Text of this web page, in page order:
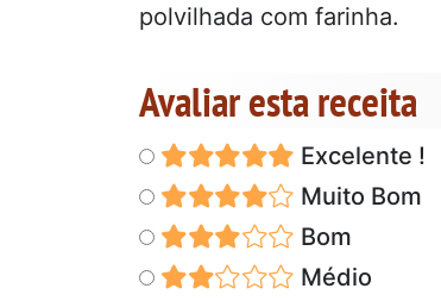
polvilhada com farinha.
Avaliar esta receita
Excelente !
Muito Bom
Bom
Médio